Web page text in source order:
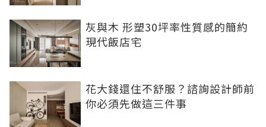
灰與木 形塑30坪率性質感的簡約
現代飯店宅
花大錢還住不舒服？諮詢設計師前
你必須先做這三件事